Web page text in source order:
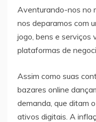
Aventurando-nos no
nos deparamos com
jogo, bens e serviços
plataformas de
Assim como suas
bazares online
demanda, que ditam
ativos digitais. A